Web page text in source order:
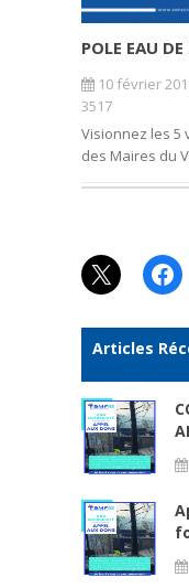
POLE EAU
10 février
3517
Visionnez les 5
des Maires du
X
Articles